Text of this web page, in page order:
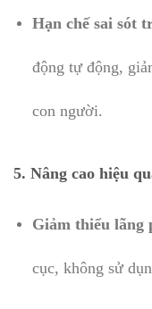
Hạn chế sai sót
động tự động,
con người.
5. Nâng cao hiệu
Giảm thiểu lãng
cục, không sử